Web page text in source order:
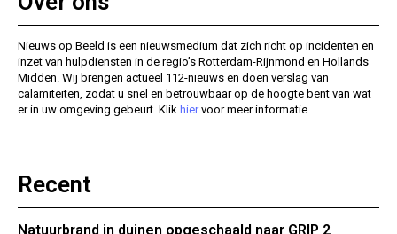
Nieuws op Beeld is een nieuwsmedium dat zich richt op incidenten en
inzet van hulpdiensten in de regio’s Rotterdam-Rijnmond en Hollands
Midden. Wij brengen actueel 112-nieuws en doen verslag van
calamiteiten, zodat u snel en betrouwbaar op de hoogte bent van wat
er in uw omgeving gebeurt. Klik hiervoor meer informatie.
Recent
Natuurbrand in duinen opgeschaald naar GRIP 2